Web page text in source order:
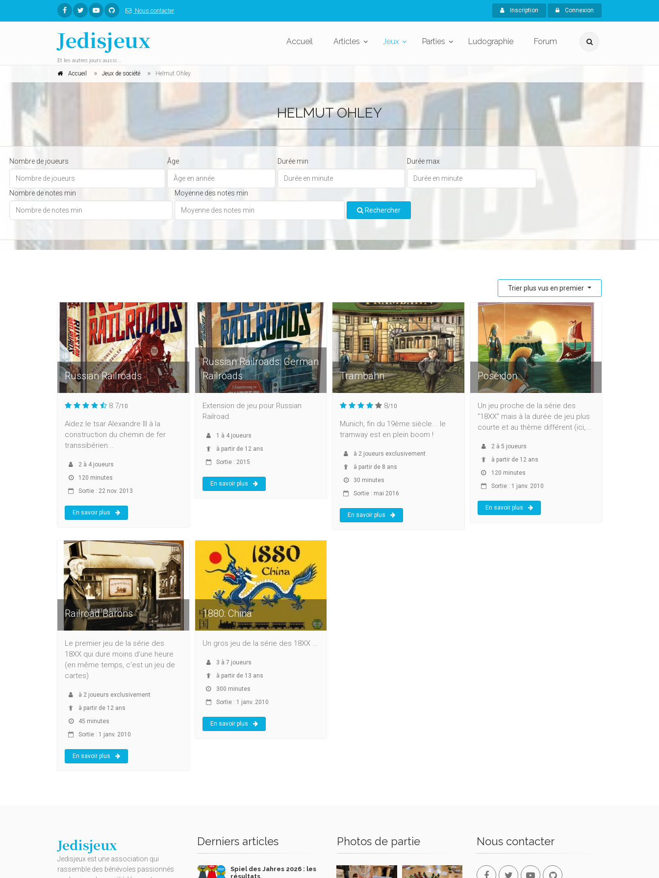
Nous contacter Inscription Connexion
Jedisjeux
Et les autres jours aussi...
Accueil Articles Jeux Parties Ludographie Forum
Accueil Jeux de société Helmut Ohley
HELMUT OHLEY
Nombre de joueurs Âge Durée min Durée max
Nombre de notes min Moyenne des notes min
Rechercher
Trier plus vus en premier
Russian Railroads
8.7/10
Aidez le tsar Alexandre III à la
construction du chemin de fer
transsibérien...
2 à 4 joueurs
120 minutes
Sortie : 22 nov. 2013
En savoir plus
Russian Railroads: German
Railroads
Extension de jeu pour Russian
Railroad.
1 à 4joueurs
à partir de 12 ans
Sortie : 2015
En savoir plus
Trambahn
8/10
Munich, fin du 19ème siècle... le
tramway est en plein boom !
à 2 joueurs exclusivement
à partir de 8 ans
30 minutes
Sortie : mai 2016
En savoir plus
Poséidon
Un jeu proche de la série des
"18XX" mais à la durée de jeu plus
courte et au thème différent (ici,...
2 à 5 joueurs
à partir de 12 ans
120 minutes
Sortie : 1 janv. 2010
En savoir plus
Railroad Barons
Le premier jeu de la série des
18XX qui dure moins d'une heure
(en même temps, c'est un jeu de
cartes)
à 2 joueurs exclusivement
à partir de 12 ans
45 minutes
Sortie : 1 janv. 2010
En savoir plus
1880: China
Un gros jeu de la série des 18XX ...
3 à 7 joueurs
à partir de 13 ans
300 minutes
Sortie : 1 janv. 2010
En savoir plus
Jedisjeux
Jedisjeux est une association qui
rassemble des bénévoles passionnés
Derniers articles
Spiel des Jahres 2026 : les
résultats
Photos de partie Nous contacter